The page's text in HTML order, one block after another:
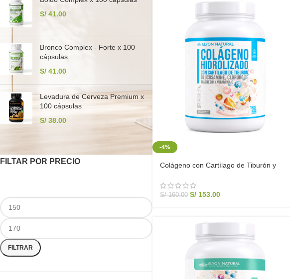
S/ 41.00
Bronco Complex - Forte x 100
cápsulas
S/ 41.00
Levadura de Cerveza Premium x
100 cápsulas
S/ 38.00
FILTAR POR PRECIO
FILTRAR
-4%
Colágeno con Cartílago de Tiburón y
S/160.00 S/153.00